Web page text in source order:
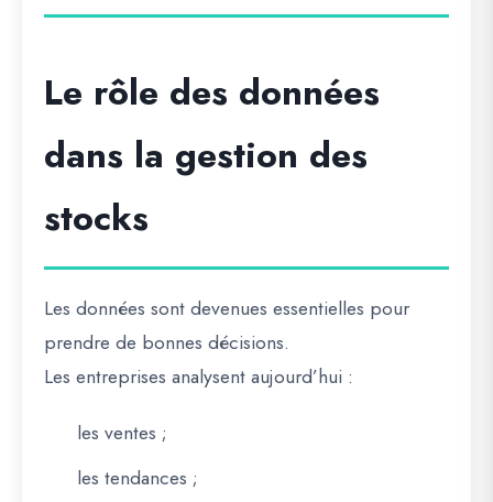
Le rôle des données
dans la gestion des
stocks
Les données sont devenues essentielles pour
prendre de bonnes décisions.
Les entreprises analysent aujourd’hui :
les ventes ;
les tendances ;